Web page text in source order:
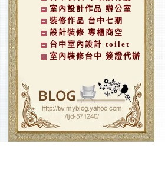
室內設計作品 辦公室
裝修作品 台中七期
設計裝修 專櫃商空
台中室內設計 toilet
室內裝修台中 簽證代辦